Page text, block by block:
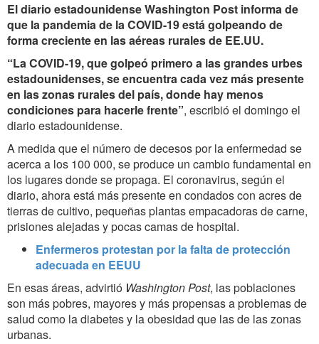
El diario estadounidense Washington Post informa de
que la pandemia de la COVID-19 está golpeando de
forma creciente en las aéreas rurales de EE.UU.
“La COVID-19,que golpeó primero a las grandes urbes
estadounidenses,se encuentra cada vez más presente
en las zonas rurales del país, donde hay menos
condiciones para hacerle frente”, escribió el domingo el
diario estadounidense.
A medida que el número de decesos por la enfermedad se
acerca a los 100 000, se produce un cambio fundamental en
los lugares donde se propaga. El coronavirus, según el
diario, ahora está más presente en condados con acres de
tierras de cultivo, pequeñas plantas empacadoras de carne,
prisiones alejadas y pocas camas de hospital.
Enfermeros protestan por la falta de protección
adecuada en EEUU
En esas áreas, advirtió Washington Post, las poblaciones
son más pobres, mayores y más propensas a problemas de
salud como la diabetes y la obesidad que las de las zonas
urbanas.